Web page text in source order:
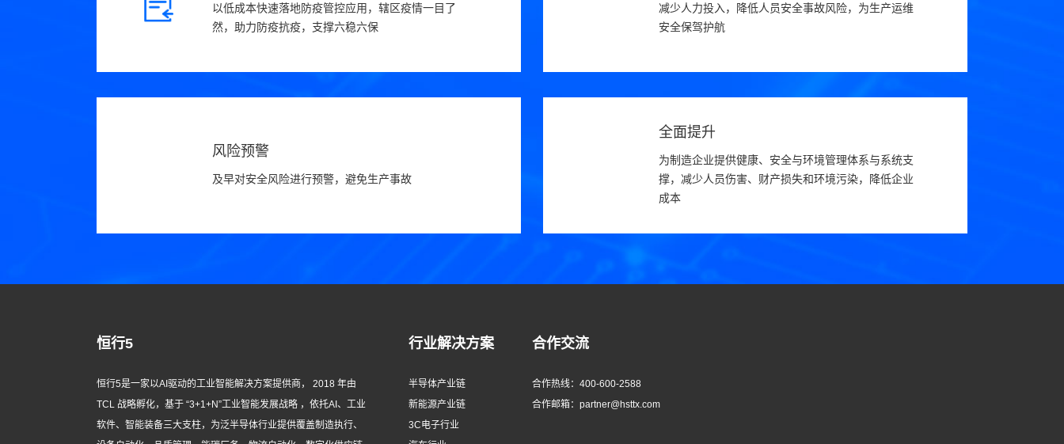
以低成本快速落地防疫管控应用，辖区疫情一目了
然，助力防疫抗疫，支撑六稳六保
减少人力投入，降低人员安全事故风险，为生产运维
安全保驾护航
风险预警
及早对安全风险进行预警，避免生产事故
全面提升
为制造企业提供健康、安全与环境管理体系与系统支
撑，减少人员伤害、财产损失和环境污染，降低企业
成本
恒行5
恒行5是一家以AI驱动的工业智能解决方案提供商， 2018 年由
TCL 战略孵化，基于 “3+1+N”工业智能发展战略 ，依托AI、工业
软件、智能装备三大支柱，为泛半导体行业提供覆盖制造执行、
行业解决方案
半导体产业链
新能源产业链
3C电子行业
合作交流
合作热线：400-600-2588
合作邮箱：partner@hsttx.com